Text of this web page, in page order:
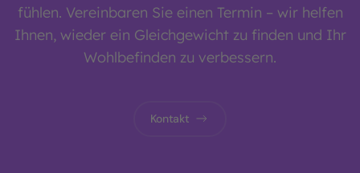
fühlen. Vereinbaren Sie einen Termin – wir helfen
Ihnen, wieder ein Gleichgewicht zu finden und Ihr
Wohlbefinden zu verbessern.
Kontakt